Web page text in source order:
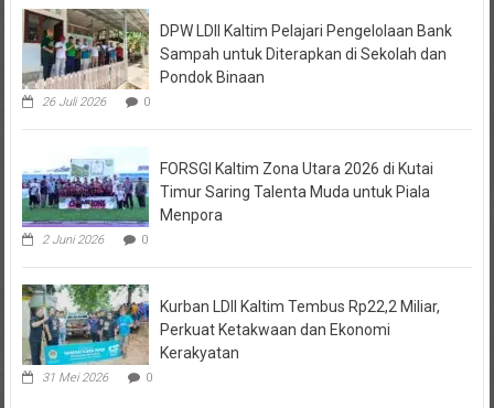
Sampah untuk Diterapkan di Sekolah dan
Pondok Binaan
26 Juli 2026 0
Timur Saring Talenta Muda untuk Piala
Menpora
2 Juni 2026 0
Perkuat Ketakwaan dan Ekonomi
Kerakyatan
31 Mei 2026 0